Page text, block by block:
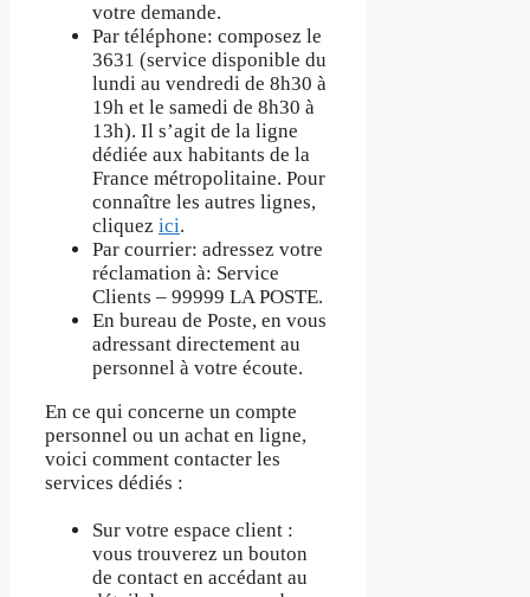
votre demande.
Par téléphone: composez le
3631 (service disponible du
lundi au vendredi de 8h30 à
19h et le samedi de 8h30 à
13h). Il s’agit de la ligne
dédiée aux habitants de la
France métropolitaine. Pour
connaître les autres lignes,
cliquez ici.
Par courrier: adressez votre
réclamation à: Service
Clients – 99999 LA POSTE.
En bureau de Poste, en vous
adressant directement au
personnel à votre écoute.
En ce qui concerne un compte
personnel ou un achat en ligne,
voici comment contacter les
services dédiés :
Sur votre espace client :
vous trouverez un bouton
de contact en accédant au